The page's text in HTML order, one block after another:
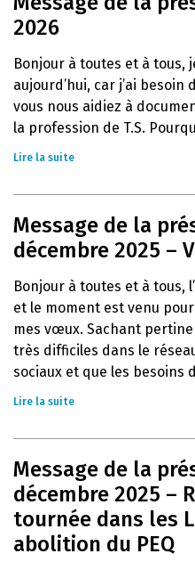
2026
Bonjour à toutes et à tous,
aujourd’hui, car j’ai besoin
vous nous aidiez à
la profession de T.S.
Lire la suite
Message de la
décembre 2025 –
Bonjour à toutes et à tous,
et le moment est venu
mes vœux. Sachant
très difficiles dans le
sociaux et que les besoins
Lire la suite
Message de la
décembre 2025 –
tournée dans les
abolition du PEQ